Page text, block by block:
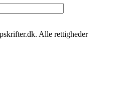
Alle rettigheder